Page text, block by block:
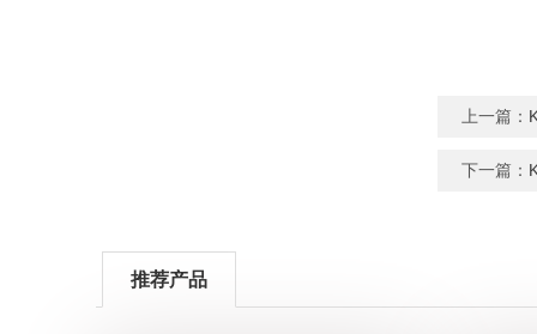
上一篇：
下一篇：
推荐产品